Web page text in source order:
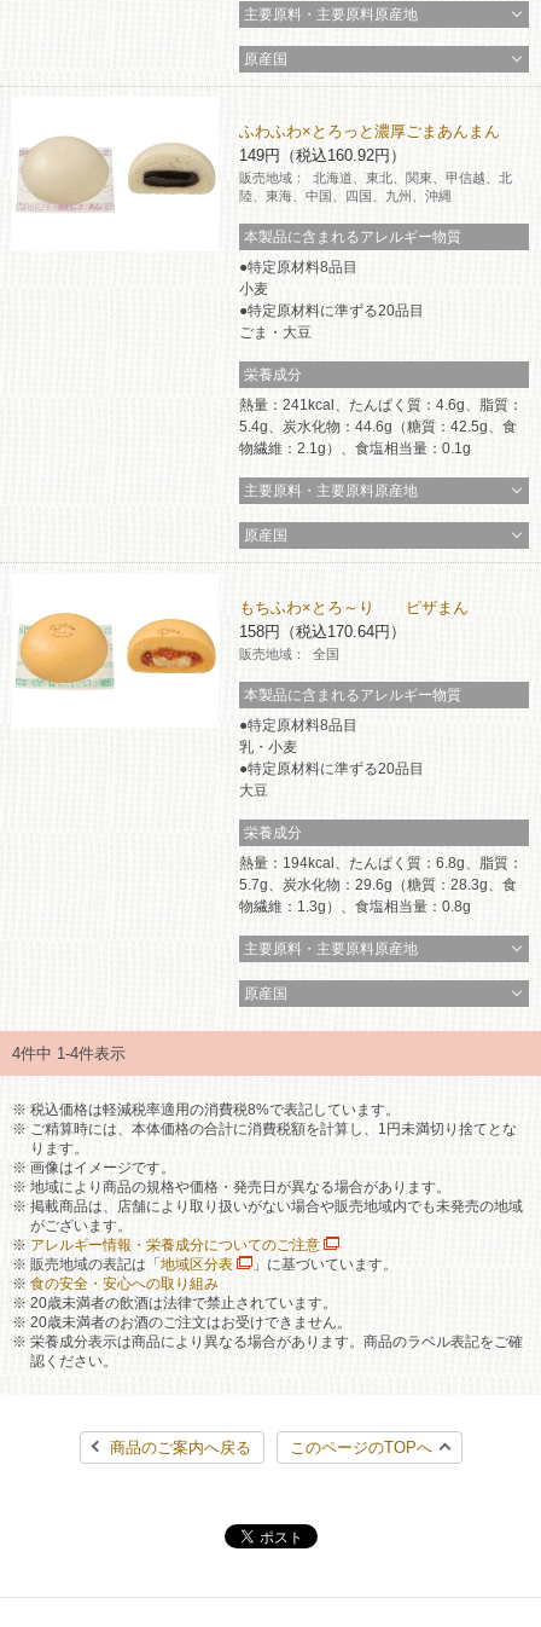
主要原料・主要原料原産地
原産国
ふわふわ×とろっと濃厚ごまあんまん
149円（税込160.92円）
販売地域：
北海道、東北、関東、甲信越、北
陸、東海、中国、四国、九州、沖縄
本製品に含まれるアレルギー物質
特定原材料8品目
小麦
特定原材料に準ずる20品目
ごま・大豆
栄養成分
熱量：241kcal、たんぱく質：4.6g、脂質：
5.4g、炭水化物：44.6g（糖質：42.5g、食
物繊維：2.1g）、食塩相当量：0.1g
主要原料・主要原料原産地
原産国
もちふわ×とろ～り ピザまん
158円（税込170.64円）
販売地域： 全国
本製品に含まれるアレルギー物質
特定原材料8品目
乳・小麦
特定原材料に準ずる20品目
大豆
栄養成分
熱量：194kcal、たんぱく質：6.8g、脂質：
5.7g、炭水化物：29.6g（糖質：28.3g、食
物繊維：1.3g）、食塩相当量：0.8g
主要原料・主要原料原産地
原産国
4件中 1-4件表示
税込価格は軽減税率適用の消費税8%で表記しています。
ご精算時には、本体価格の合計に消費税額を計算し、1円未満切り捨てとな
ります。
画像はイメージです。
地域により商品の規格や価格・発売日が異なる場合があります。
掲載商品は、店舗により取り扱いがない場合や販売地域内でも未発売の地域
がございます。
アレルギー情報・栄養成分についてのご注意
販売地域の表記は「 地域区分表
」に基づいています。
食の安全・安心への取り組み
20歳未満者の飲酒は法律で禁止されています。
20歳未満者のお酒のご注文はお受けできません。
栄養成分表示は商品により異なる場合があります。商品のラベル表記をご確
認ください。
商品のご案内へ戻る このページのTOPへ